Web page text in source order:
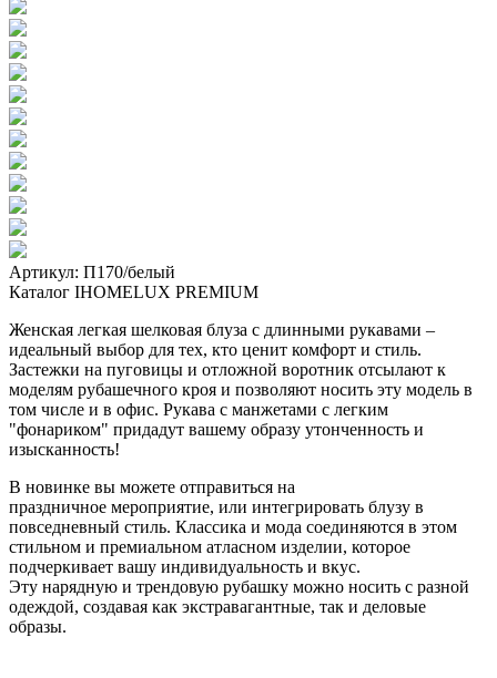
Артикул: П170/белый
Каталог IHOMELUX PREMIUM
Женская легкая шелковая блуза с длинными рукавами –
идеальный выбор для тех, кто ценит комфорт и стиль.
Застежки на пуговицы и отложной воротник отсылают к
моделям рубашечного кроя и позволяют носить эту модель в
том числе и в офис. Рукава с манжетами с легким
"фонариком" придадут вашему образу утонченность и
изысканность!
В новинке вы можете отправиться на
праздничное мероприятие, или интегрировать блузу в
повседневный стиль. Классика и мода соединяются в этом
стильном и премиальном атласном изделии, которое
подчеркивает вашу индивидуальность и вкус.
Эту нарядную и трендовую рубашку можно носить с разной
одеждой, создавая как экстравагантные, так и деловые
образы.